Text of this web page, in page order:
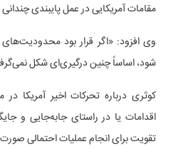
مقامات آمریکایی در عمل پایبندی چندانی
وی افزود: «اگر قرار بود محدودیت‌های
شود، اساساً چنین درگیری‌ای شکل
کوثری درباره تحرکات اخیر آمریکا
اقدامات یا در راستای جابه‌جایی و
تقویت برای انجام عملیات احتمالی